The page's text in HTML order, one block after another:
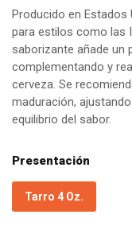
Producido en Estados
para estilos como las
saborizante añade un
complementando y
cerveza. Se
maduración,
equilibrio del sabor.
Presentación
Tarro 4 Oz.